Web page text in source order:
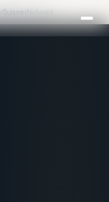
›Suisse›Nidwald